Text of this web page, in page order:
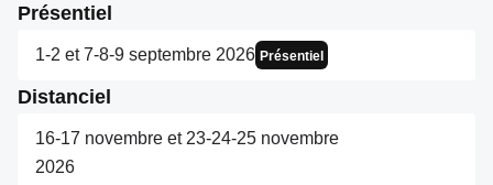
Présentiel
1-2 et 7-8-9 septembre 2026 Présentiel
Distanciel
16-17 novembre et 23-24-25 novembre
2026